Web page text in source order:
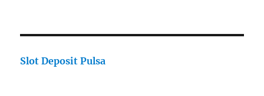
Slot Deposit Pulsa